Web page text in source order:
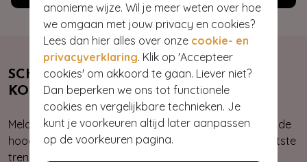
anonieme wijze. Wil je meer weten over hoe
we omgaan met jouw privacy en cookies?
Lees dan hier alles over onze cookie- en
privacyverklaring. Klik op 'Accepteer
cookies' om akkoord te gaan. Liever niet?
Dan beperken we ons tot functionele
cookies en vergelijkbare technieken. Je
kunt je voorkeuren altijd later aanpassen
op de voorkeuren pagina.
SCHRIJF JE NU IN & ONTVANG 10%
KORTING
Meld je aan voor onze nieuwsbrief. Zo ben je altijd op de
hoogte van onze nieuwste & exclusieve collecties, laatste
trends, kortingsacties en giveaways.